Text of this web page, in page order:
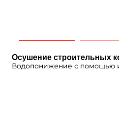
Осушение строительных
Водопонижение с помощью